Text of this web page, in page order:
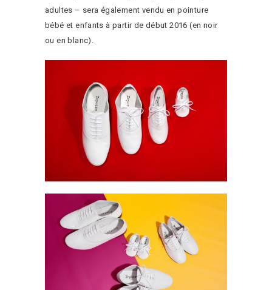
adultes – sera également vendu en pointure
bébé et enfants à partir de début 2016 (en noir
ou en blanc).